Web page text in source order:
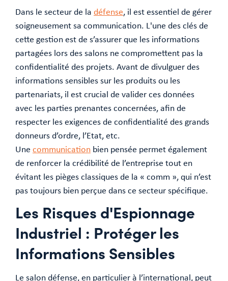
Dans le secteur de la défense, il est essentiel de gérer
soigneusement sa communication. L'une des clés de
cette gestion est de s’assurer que les informations
partagées lors des salons ne compromettent pas la
confidentialité des projets. Avant de divulguer des
informations sensibles sur les produits ou les
partenariats, il est crucial de valider ces données
avec les parties prenantes concernées, afin de
respecter les exigences de confidentialité des grands
donneurs d’ordre, l’Etat, etc.
Une communication bien pensée permet également
de renforcer la crédibilité de l’entreprise tout en
évitant les pièges classiques de la « comm », qui n’est
pas toujours bien perçue dans ce secteur spécifique.
Les Risques d'Espionnage
Industriel : Protéger les
Informations Sensibles
Le salon défense, en particulier à l’international, peut